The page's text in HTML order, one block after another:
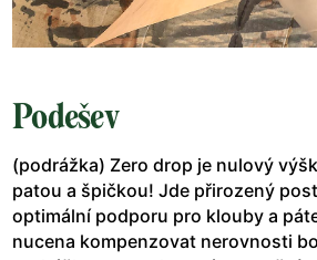
Podešev
(podrážka) Zero drop je nulový
patou a špičkou! Jde přirozený
optimální podporu pro klouby a
nucena kompenzovat nerovnosti